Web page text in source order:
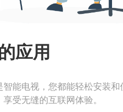
应用
能电视，您都能轻松安装和
受无缝的互联网体验。